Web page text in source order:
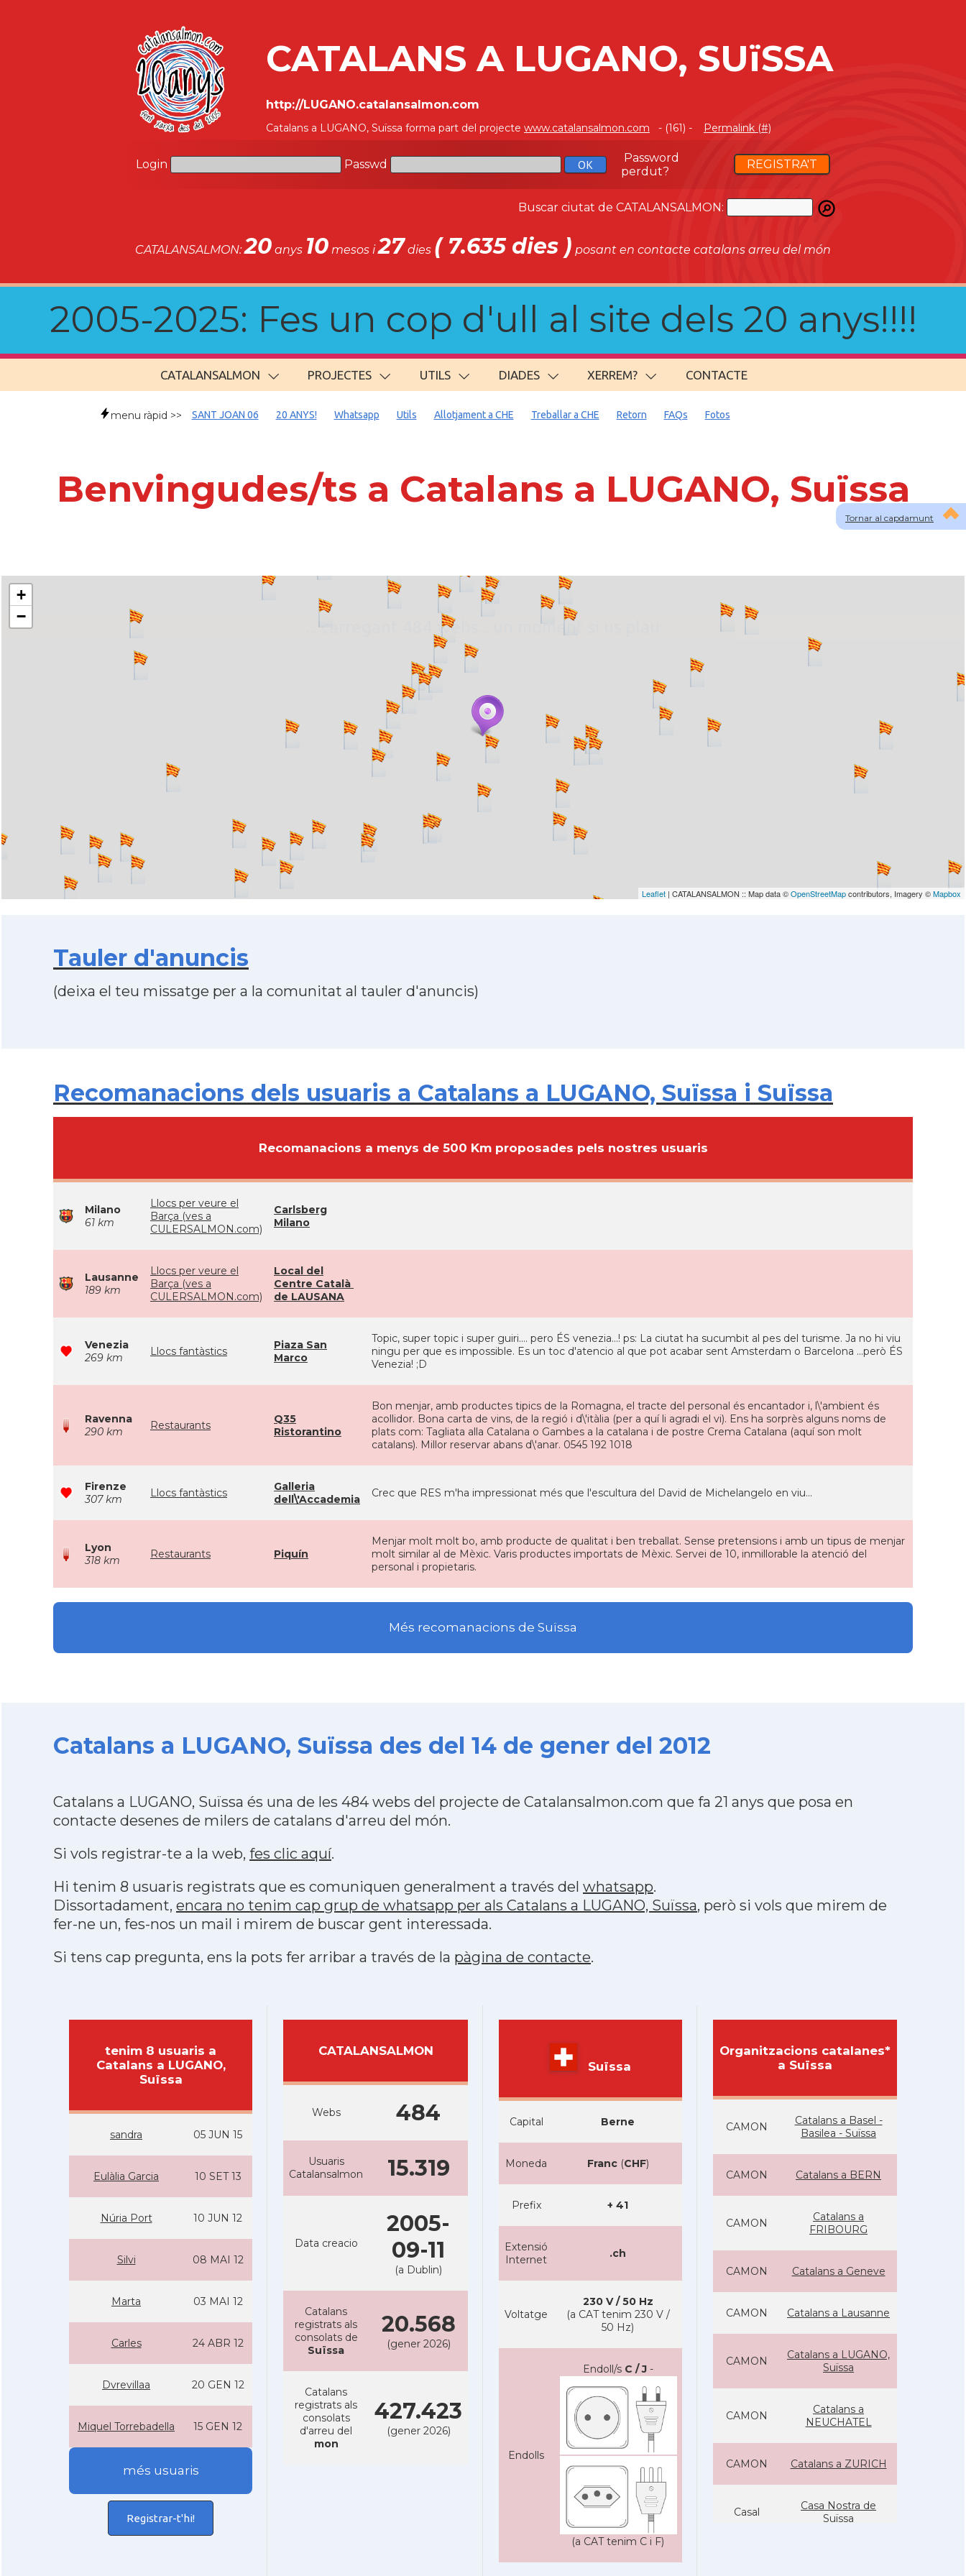
CATALANS A LUGANO, SUïSSA
http://LUGANO.catalansalmon.com
Catalans a LUGANO, Suïssa forma part del projecte www.catalansalmon.com - (161) - Permalink (#)
Login Passwd
Password
perdut?
REGISTRA'T
Buscar ciutat de CATALANSALMON:
CATALANSALMON:20 anys 10 mesos i27 dies ( 7.635 dies ) posant en contacte catalans arreu del món
2005-2025: Fes un cop d'ull al site dels 20 anys!!!!
CATALANSALMON PROJECTES UTILS DIADES XERREM? CONTACTE
Tornar al capdamunt
menu ràpid >> SANT JOAN 06 20 ANYS! Whatsapp Utils Allotjament a CHE Treballar a CHE Retorn FAQs Fotos
Benvingudes/ts a Catalans a LUGANO, Suïssa
... carregant 484 webs... un moment si us plau
+
−
Leaflet | CATALANSALMON :: Map data ©OpenStreetMapcontributors, Imagery ©Mapbox
Tauler d'anuncis
(deixa el teu missatge per a la comunitat al tauler d'anuncis)
Recomanacions dels usuaris a Catalans a LUGANO, Suïssa i Suïssa
Recomanacions a menys de 500 Km proposades pels nostres usuaris
Milano
61 km
Llocs per veure el
Barça (ves a
CULERSALMON.com)
Carlsberg
Milano
Lausanne
189 km
Llocs per veure el
Barça (ves a
CULERSALMON.com)
Local del
Centre Català
de LAUSANA
Venezia
269 km
Llocs fantàstics
Piaza San
Marco
Topic, super topic i super guiri.... pero ÉS venezia...! ps: La ciutat ha sucumbit al pes del turisme. Ja no hi viu
ningu per que es impossible. Es un toc d'atencio al que pot acabar sent Amsterdam o Barcelona ...però ÉS
Venezia! ;D
Ravenna
290 km
Restaurants
Q35
Ristorantino
Bon menjar, amb productes tipics de la Romagna, el tracte del personal és encantador i, l\'ambient és
acollidor. Bona carta de vins, de la regió i d\'itàlia (per a quí li agradi el vi). Ens ha sorprès alguns noms de
plats com: Tagliata alla Catalana o Gambes a la catalana i de postre Crema Catalana (aquí son molt
catalans). Millor reservar abans d\'anar. 0545 192 1018
Firenze
307 km
Llocs fantàstics
Galleria
dell\'Accademia
Crec que RES m'ha impressionat més que l'escultura del David de Michelangelo en viu...
Lyon
318 km
Restaurants Piquín
Menjar molt molt bo, amb producte de qualitat i ben treballat. Sense pretensions i amb un tipus de menjar
molt similar al de Mèxic. Varis productes importats de Mèxic. Servei de 10, inmillorable la atenció del
personal i propietaris.
Més recomanacions de Suïssa
Catalans a LUGANO, Suïssa des del 14 de gener del 2012
Catalans a LUGANO, Suïssa és una de les 484 webs del projecte de Catalansalmon.com que fa 21 anys que posa en
contacte desenes de milers de catalans d'arreu del món.
Si vols registrar-te a la web, fes clic aquí.
Hi tenim 8 usuaris registrats que es comuniquen generalment a través del whatsapp.
Dissortadament, encara no tenim cap grup de whatsapp per als Catalans a LUGANO, Suïssa, però si vols que mirem de
fer-ne un, fes-nos un mail i mirem de buscar gent interessada.
Si tens cap pregunta, ens la pots fer arribar a través de la pàgina de contacte.
tenim 8 usuaris a
Catalans a LUGANO,
Suïssa
sandra 05 JUN 15
Eulàlia Garcia 10 SET 13
Núria Port 10 JUN 12
Silvi 08 MAI 12
Marta 03 MAI 12
Carles 24 ABR 12
Dvrevillaa 20 GEN 12
Miquel Torrebadella 15 GEN 12
més usuaris
Registrar-t'hi!
CATALANSALMON
Webs 484
Usuaris
Catalansalmon
15.319
Data creacio
2005-
09-11
(a Dublin)
Catalans
registrats als
consolats de
Suïssa
20.568
(gener 2026)
Catalans
registrats als
consolats
d'arreu del
mon
427.423
(gener 2026)
Suïssa
Capital Berne
Moneda Franc(CHF)
Prefix + 41
Extensió
Internet
.ch
Voltatge
230 V / 50 Hz
(a CAT tenim 230 V /
50 Hz)
Endolls
Endoll/s C / J-
(a CAT tenim C i F)
Organitzacions catalanes*
a Suïssa
CAMON
Catalans a Basel -
Basilea - Suïssa
CAMON Catalans a BERN
CAMON
Catalans a
FRIBOURG
CAMON Catalans a Geneve
CAMON Catalans a Lausanne
CAMON
Catalans a LUGANO,
Suïssa
CAMON
Catalans a
NEUCHATEL
CAMON Catalans a ZURICH
Casal
Casa Nostra de
Suïssa